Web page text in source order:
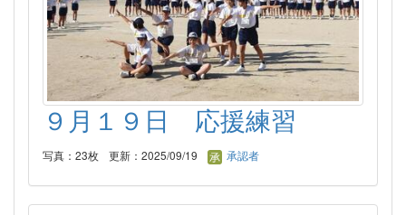
９月１９日 応援練習
写真：23枚 更新：2025/09/19 承認者